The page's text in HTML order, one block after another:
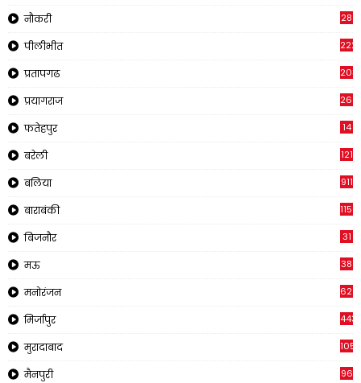
नौकरी 28
पीलीभीत
प्रतापगढ
प्रयागराज 269
फतेहपुर 14
बरेली 121
बलिया 911
बाराबंकी 1150
बिजनौर 31
मऊ 38
मनोरंजन 622
मिर्जापुर 443
मुरादाबाद 1057
मैनपुरी 96